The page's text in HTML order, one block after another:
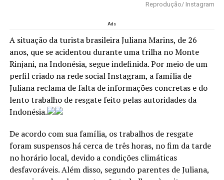
Reprodução/ Instagram
Ads
A situação da turista brasileira Juliana Marins, de 26
anos, que se acidentou durante uma trilha no Monte
Rinjani, na Indonésia, segue indefinida. Por meio de um
perfil criado na rede social Instagram, a família de
Juliana reclama de falta de informações concretas e do
lento trabalho de resgate feito pelas autoridades da
Indonésia.
De acordo com sua família, os trabalhos de resgate
foram suspensos há cerca de três horas, no fim da tarde
no horário local, devido a condições climáticas
desfavoráveis. Além disso, segundo parentes de Juliana,